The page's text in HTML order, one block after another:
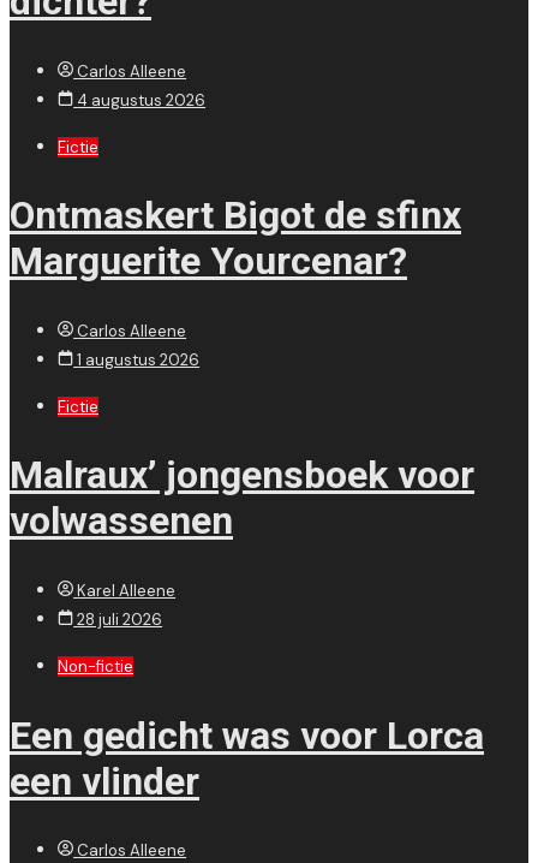
Carlos Alleene
4 augustus 2026
Fictie
Ontmaskert Bigot de sfinx
Marguerite Yourcenar?
Carlos Alleene
1 augustus 2026
Fictie
Malraux’ jongensboek voor
volwassenen
Karel Alleene
28 juli 2026
Non-fictie
Een gedicht was voor Lorca
een vlinder
Carlos Alleene